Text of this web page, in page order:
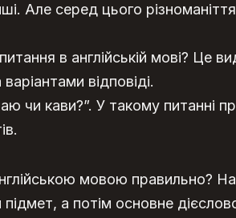
Але серед цього
в англійській мові? Це
відповіді.
чи кави?”. У такому питанні
мовою правильно?
а потім основне